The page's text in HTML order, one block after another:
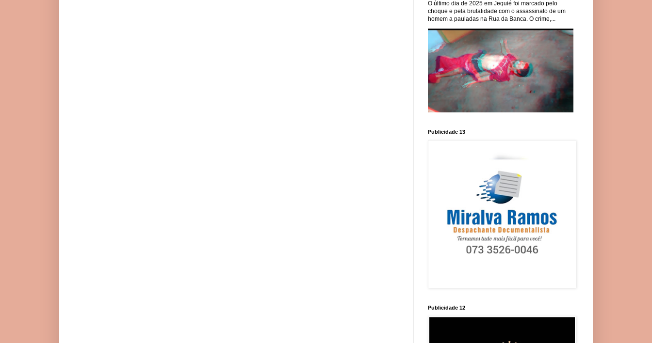
O último dia de 2025 em Jequié foi marcado pelo
choque e pela brutalidade com o assassinato de um
homem a pauladas na Rua da Banca. O crime,...
Publicidade 13
Publicidade 12